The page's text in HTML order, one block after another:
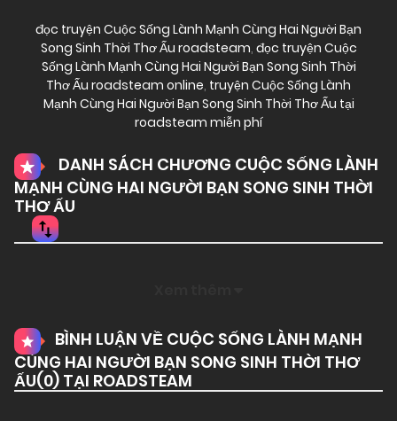
đọc truyện Cuộc Sống Lành Mạnh Cùng Hai Người Bạn
Song Sinh Thời Thơ Ấu roadsteam, đọc truyện Cuộc
Sống Lành Mạnh Cùng Hai Người Bạn Song Sinh Thời
Thơ Ấu roadsteam online, truyện Cuộc Sống Lành
Mạnh Cùng Hai Người Bạn Song Sinh Thời Thơ Ấu tại
roadsteam miễn phí
DANH SÁCH CHƯƠNG CUỘC SỐNG LÀNH
MẠNH CÙNG HAI NGƯỜI BẠN SONG SINH THỜI
THƠ ẤU
BÌNH LUẬN VỀ CUỘC SỐNG LÀNH MẠNH
CÙNG HAI NGƯỜI BẠN SONG SINH THỜI THƠ
ẤU(0) TẠI ROADSTEAM